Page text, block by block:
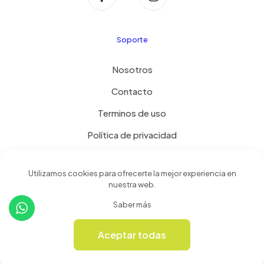
Soporte
Nosotros
Contacto
Terminos de uso
Política de privacidad
Productos
Tienda
Utilizamos cookies para ofrecerte la mejor experiencia en
nuestra web.
Saber más
Aceptar todas